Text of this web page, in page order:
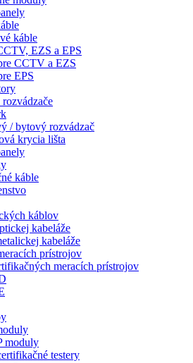
káble
EZS a EPS
CCTV a EZS
EPS
/ bytový rozvádzač
krycia lišta
káble
káblov
kabeláže
kabeláže
prístrojov
meracích prístrojov
moduly
testery